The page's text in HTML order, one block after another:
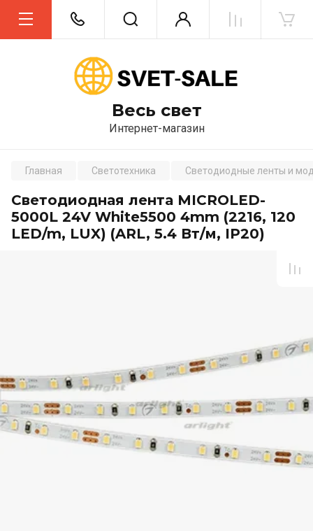
Весь свет
Интернет-магазин
Главная Светотехника Светодиодные ленты и
Светодиодная лента MICROLED-
5000L 24V White5500 4mm (2216, 120
LED/m, LUX) (ARL, 5.4 Вт/м, IP20)